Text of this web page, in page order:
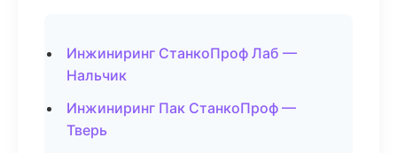
Инжиниринг СтанкоПроф Лаб —
Нальчик
Инжиниринг Пак СтанкоПроф —
Тверь